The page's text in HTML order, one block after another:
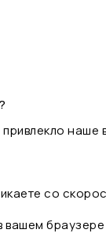
наше
со
вашем браузере